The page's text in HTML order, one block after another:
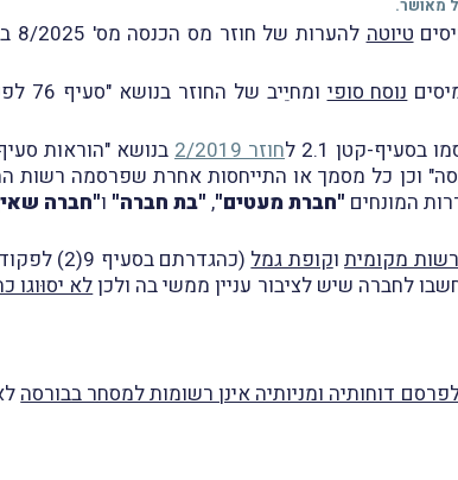
טיוטה
נוסח סופי ומחיֵיב של החוזר בנושא "סעיף 76 לפקודה – חברת מעטים" (
קטן 2.1 ל חוזר 2/2019
בעקבות תיקון מספר 245 לפקודת מס הכנסה" וכן כל מסמך או התייחסות
המונחים "חברת מעטים", "בת חברה" ו"חברה
רשות מקומיתוקופת גמל
(כהגדרתם
לא יסוּוגו
דוחותיה ומניותיה אינן רשומות למסחר בבורסה